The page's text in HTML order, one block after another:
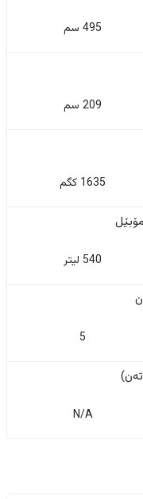
495 سم
209 سم
1635 کگم
540 لیتر
5
N/A